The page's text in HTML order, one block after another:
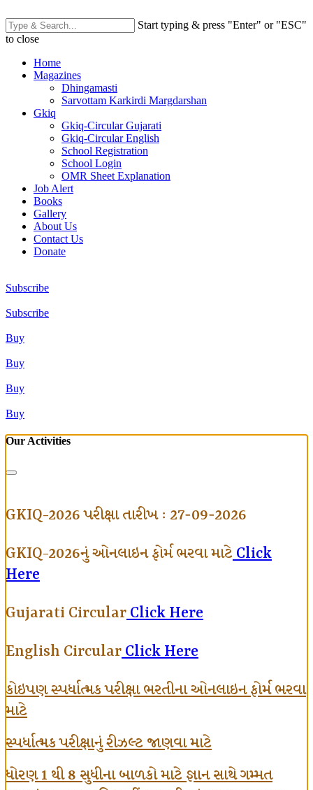
Start typing & press "Enter" or "ESC"
to close
Home
Magazines
Dhingamasti
Sarvottam Karkirdi Margdarshan
Gkiq
Gkiq-Circular Gujarati
Gkiq-Circular English
School Registration
School Login
OMR Sheet Explanation
Job Alert
Books
Gallery
About Us
Contact Us
Donate
Subscribe
Subscribe
Buy
Buy
Buy
Buy
Our Activities
GKIQ-2026 પરીક્ષા તારીખ : 27-09-2026
GKIQ-2026નું ઓનલાઇન ફોર્મ ભરવા માટે Click
Here
Gujarati Circular Click Here
English Circular Click Here
કોઇપણ સ્પર્ધાત્મક પરીક્ષા ભરતીના ઓનલાઇન ફોર્મ ભરવા
માટે
સ્પર્ધાત્મક પરીક્ષાનું રીઝલ્ટ જાણવા માટે
ધોરણ 1 થી 8 સુધીના બાળકો માટે જ્ઞાન સાથે ગમ્મત